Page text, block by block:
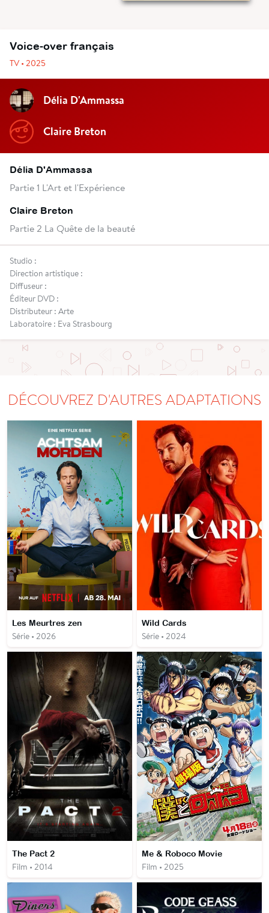
Voice-over français
TV • 2025
Délia D'Ammassa
Claire Breton
Délia D'Ammassa
Partie 1 L'Art et l'Expérience
Claire Breton
Partie 2 La Quête de la beauté
Studio :
Direction artistique :
Diffuseur :
Éditeur DVD :
Distributeur : Arte
Laboratoire : Eva Strasbourg
DÉCOUVREZ D'AUTRES ADAPTATIONS
Les Meurtres zen
Série • 2026
Wild Cards
Série • 2024
The Pact 2
Film • 2014
Me & Roboco Movie
Film • 2025